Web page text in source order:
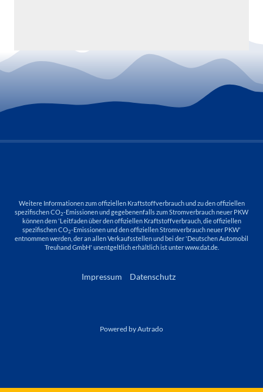
Weitere Informationen zum offiziellen Kraftstoffverbrauch und zu den offiziellen
spezifischen CO2-Emissionen und gegebenenfalls zum Stromverbrauch neuer PKW
können dem 'Leitfaden über den offiziellen Kraftstoffverbrauch, die offiziellen
spezifischen CO2-Emissionen und den offiziellen Stromverbrauch neuer PKW'
entnommen werden, der an allen Verkaufsstellen und bei der 'Deutschen Automobil
Treuhand GmbH' unentgeltlich erhältlich ist unter www.dat.de.
Impressum Datenschutz
Powered by Autrado